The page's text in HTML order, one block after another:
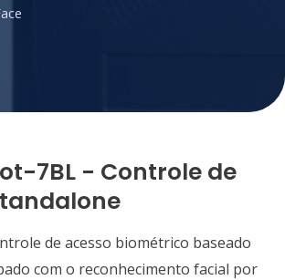
7BL - Controle de
de acesso biométrico baseado
com o reconhecimento facial por